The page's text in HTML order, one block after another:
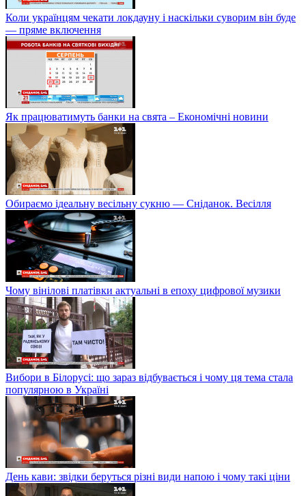
Коли українцям чекати локдауну і наскільки суворим він буде
— пряме включення
Як працюватимуть банки на свята – Економічні новини
Обираємо ідеальну весільну сукню — Сніданок. Весілля
Чому вінілові платівки актуальні в епоху цифрової музики
Вибори в Білорусі: що зараз відбувається і чому ця тема стала
популярною в Україні
День кави: звідки беруться різні види напою і чому такі ціни